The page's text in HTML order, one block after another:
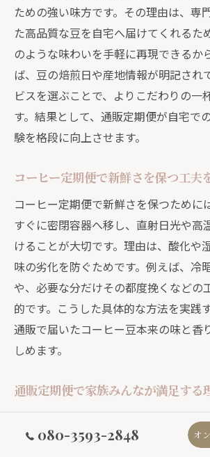
ための強い味方です。その理由は、専
た高品質な豆を自宅へ届けてくれるた
のような味わいを手軽に再現できるか
ば、豆の焙煎日や産地情報が明記され
ビスを選ぶことで、よりこだわりの一
す。結果として、通販定期便が自宅で
験を格段に向上させます。
コーヒー定期便で新鮮さを保つ工夫
コーヒー定期便で新鮮さを保つために
すぐに密閉容器へ移し、直射日光や高
けることが大切です。理由は、酸化や
味の劣化を防ぐためです。例えば、冷
や、必要な分だけその都度挽くなどの
的です。こうした具体的な方法を実践
通販で届いたコーヒー豆本来の味と香
しめます。
通販定期便で家族みんなが満足する
通販定期便は、家族それぞれの好みに
様なコーヒー豆を選べる点が魅力です
080-3593-2848 オ